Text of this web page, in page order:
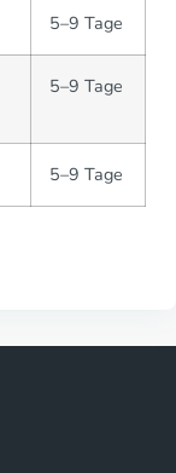
5–9 Tage
5–9 Tage
5–9 Tage